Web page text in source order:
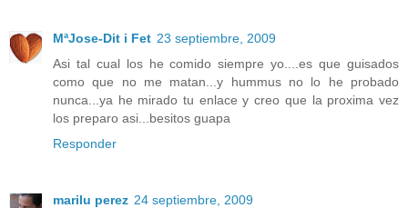
MªJose-Dit i Fet 23 septiembre, 2009
Asi tal cual los he comido siempre yo....es que guisados
como que no me matan...y hummus no lo he probado
nunca...ya he mirado tu enlace y creo que la proxima vez
los preparo asi...besitos guapa
Responder
marilu perez 24 septiembre, 2009